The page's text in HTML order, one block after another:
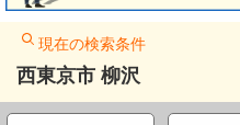
現在の検索条件
西東京市 柳沢